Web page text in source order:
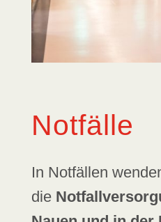
Notfälle
In Notfällen
die